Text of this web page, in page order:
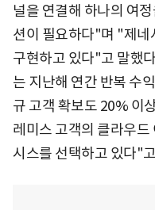
널을 연결해 하나의 여
션이 필요하다"며 "제네
구현하고 있다"고 말했
는 지난해 연간 반복 수
규 고객 확보도 20% 이
레미스 고객의 클라우드
시스를 선택하고 있다"